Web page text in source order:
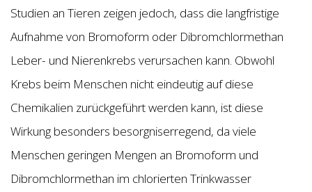
Studien an Tieren zeigen jedoch, dass die langfristige
Aufnahme von Bromoform oder Dibromchlormethan
Leber- und Nierenkrebs verursachen kann. Obwohl
Krebs beim Menschen nicht eindeutig auf diese
Chemikalien zurückgeführt werden kann, ist diese
Wirkung besonders besorgniserregend, da viele
Menschen geringen Mengen an Bromoform und
Dibromchlormethan im chlorierten Trinkwasser